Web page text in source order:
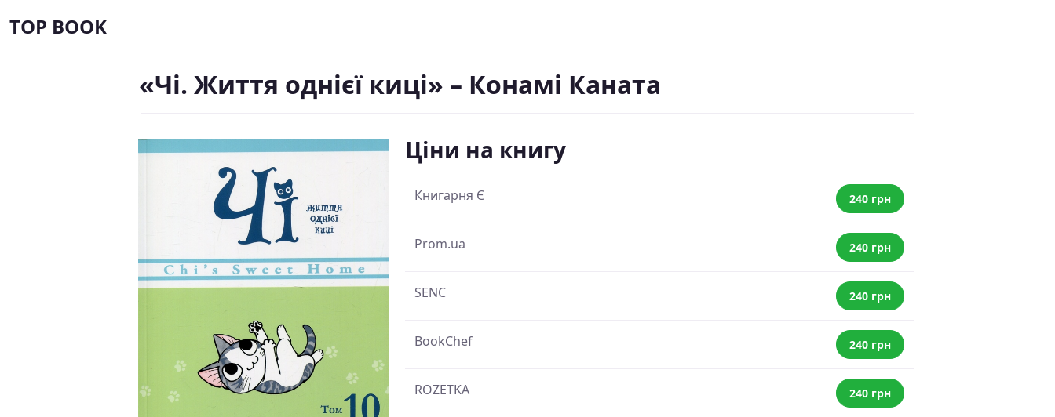
TOP BOOK
«Чі. Життя однієї киці» – Конамі Каната
Ціни на книгу
Книгарня Є 240 грн
Prom.ua 240 грн
SENС 240 грн
BookChef 240 грн
ROZETKA 240 грн